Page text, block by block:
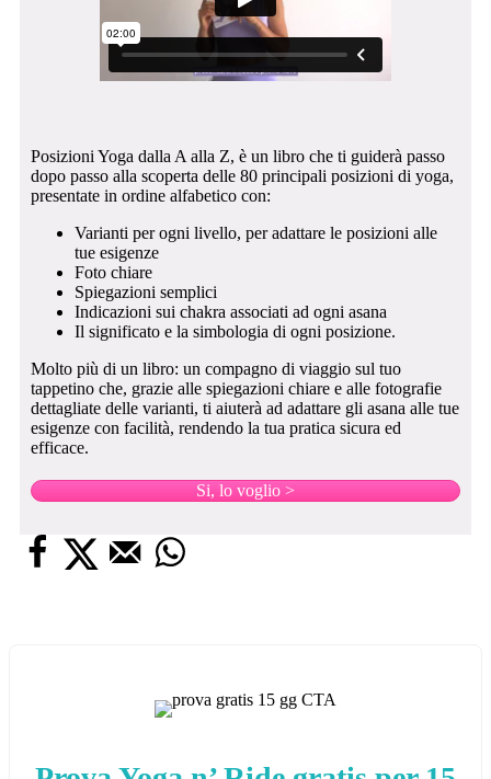
Posizioni Yoga dalla A alla Z, è un libro che ti guiderà passo
dopo passo alla scoperta delle 80 principali posizioni di yoga,
presentate in ordine alfabetico con:
Varianti per ogni livello, per adattare le posizioni alle
tue esigenze
Foto chiare
Spiegazioni semplici
Indicazioni sui chakra associati ad ogni asana
Il significato e la simbologia di ogni posizione.
Molto più di un libro: un compagno di viaggio sul tuo
tappetino che, grazie alle spiegazioni chiare e alle fotografie
dettagliate delle varianti, ti aiuterà ad adattare gli asana alle tue
esigenze con facilità, rendendo la tua pratica sicura ed
efficace.
Si, lo voglio >